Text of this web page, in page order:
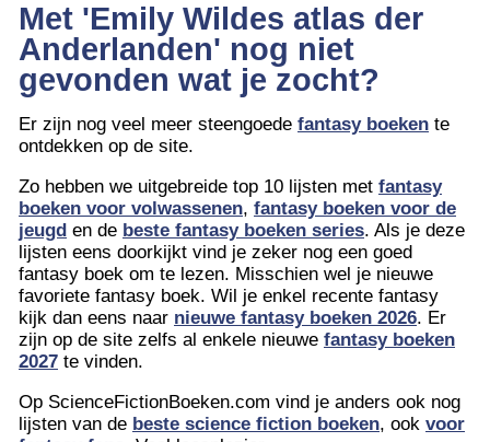
Met 'Emily Wildes atlas der
Anderlanden' nog niet
gevonden wat je zocht?
Er zijn nog veel meer steengoede fantasy boeken te
ontdekken op de site.
Zo hebben we uitgebreide top 10 lijsten met fantasy
boeken voor volwassenen, fantasy boeken voor de
jeugd en de beste fantasy boeken series. Als je deze
lijsten eens doorkijkt vind je zeker nog een goed
fantasy boek om te lezen. Misschien wel je nieuwe
favoriete fantasy boek. Wil je enkel recente fantasy
kijk dan eens naar nieuwe fantasy boeken 2026. Er
zijn op de site zelfs al enkele nieuwe fantasy boeken
2027 te vinden.
Op ScienceFictionBoeken.com vind je anders ook nog
lijsten van de beste science fiction boeken, ook voor